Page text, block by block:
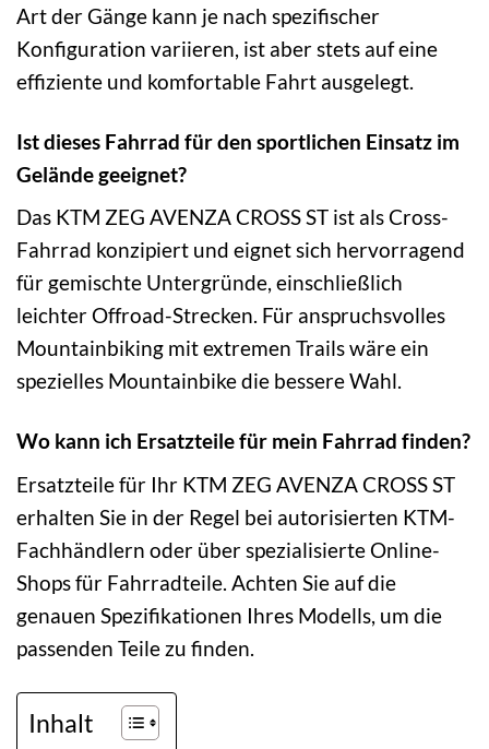
Art der Gänge kann je nach spezifischer
Konfiguration variieren, ist aber stets auf eine
effiziente und komfortable Fahrt ausgelegt.
Ist dieses Fahrrad für den sportlichen Einsatz im
Gelände geeignet?
Das KTM ZEG AVENZA CROSS ST ist als Cross-
Fahrrad konzipiert und eignet sich hervorragend
für gemischte Untergründe, einschließlich
leichter Offroad-Strecken. Für anspruchsvolles
Mountainbiking mit extremen Trails wäre ein
spezielles Mountainbike die bessere Wahl.
Wo kann ich Ersatzteile für mein Fahrrad finden?
Ersatzteile für Ihr KTM ZEG AVENZA CROSS ST
erhalten Sie in der Regel bei autorisierten KTM-
Fachhändlern oder über spezialisierte Online-
Shops für Fahrradteile. Achten Sie auf die
genauen Spezifikationen Ihres Modells, um die
passenden Teile zu finden.
Inhalt